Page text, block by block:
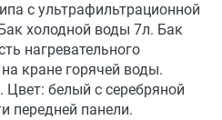
с ультрафильтрационной
холодной воды 7л. Бак
нагревательного
кране горячей воды.
белый с серебряной
передней панели.